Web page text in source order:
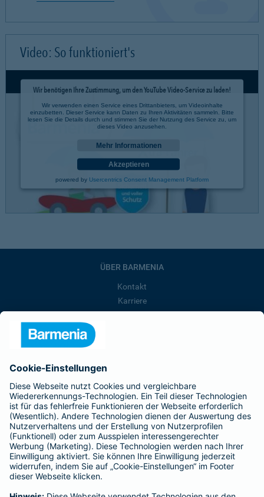
Video: So funktioniert's
Wir benötigen Ihre Zustimmung, um den YouTube Video-Service zu laden!
Wir verwenden einen Service eines Drittanbieters, um Videoinhalte
einzubetten. Dieser Service kann Daten zu Ihren Aktivitäten sammeln. Bitte
lesen Sie die Details durch und stimmen Sie der Nutzung des Service zu, um
dieses Video anzusehen.
Mehr Informationen
Akzeptieren
powered by Usercentrics Consent Management Platform
ÜBER BARMENIA
Kontakt
Karriere
Barmenia ist Teil der BarmeniaGothaer
BELIEBTE SEITEN
Kranken-Zusatzversicherung
Tierversicherungen
Haftpflichtversicherung
Hausratversicherung